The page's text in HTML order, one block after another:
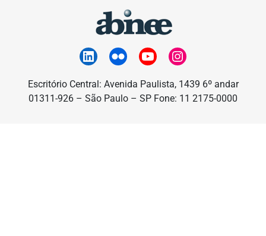
Escritório Central: Avenida Paulista, 1439 6º andar
01311-926 – São Paulo – SP Fone: 11 2175-0000